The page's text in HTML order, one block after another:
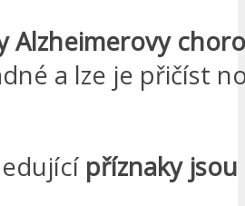
Alzheimerovy
a lze je přičíst
příznaky